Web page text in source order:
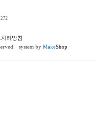
리방침
system by MakeShop